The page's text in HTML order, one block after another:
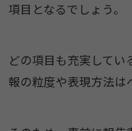
項目となるでしょう。
どの項目も充実して
報の粒度や表現方法は